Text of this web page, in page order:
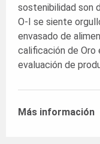
sostenibilidad son
O-I se siente
envasado de
calificación de Oro
evaluación de
Más información